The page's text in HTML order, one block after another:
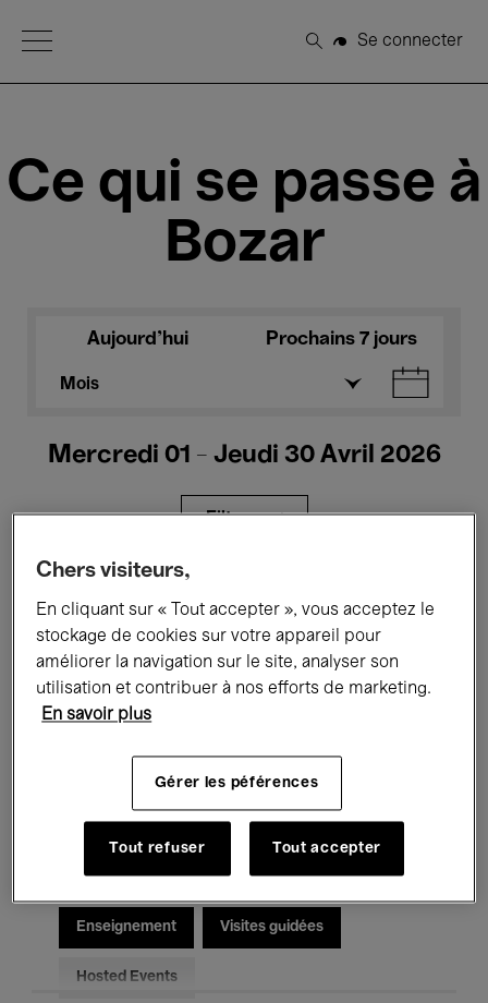
Open Menu
Rechercher
Se connecter
Ce qui se passe à
Bozar
Aujourd'hui Prochains 7 jours
Mois
Mercredi 01 - Jeudi 30 Avril 2026
Filtres
Expositions Films Performances
Rencontres & Débats Jazz
Musique électronique
Pour tous Kids’ Palace
Enseignement Visites guidées
Hosted Events
Chers visiteurs,
En cliquant sur « Tout accepter », vous acceptez le
stockage de cookies sur votre appareil pour
améliorer la navigation sur le site, analyser son
utilisation et contribuer à nos efforts de marketing.
En savoir plus
Gérer les péférences
Tout refuser Tout accepter